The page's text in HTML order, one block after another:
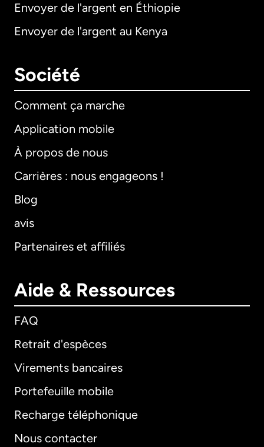
Envoyer de l'argent en Éthiopie
Envoyer de l'argent au Kenya
Société
Comment ça marche
Application mobile
À propos de nous
Carrières : nous engageons !
Blog
avis
Partenaires et affiliés
Aide & Ressources
FAQ
Retrait d'espèces
Virements bancaires
Portefeuille mobile
Recharge téléphonique
Nous contacter